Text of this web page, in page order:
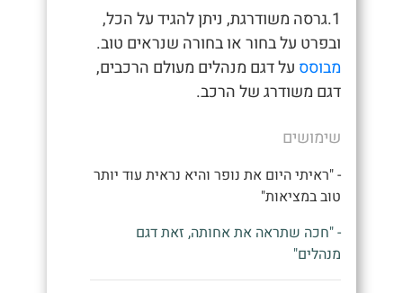
1.גרסה משודרגת, ניתן להגיד על הכל,
ובפרט על בחור או בחורה שנראים טוב.
מבוסס על דגם מנהלים מעולם הרכבים,
דגם משודרג של הרכב.
שימושים
- "ראיתי היום את נופר והיא נראית עוד יותר
טוב במציאות"
- "חכה שתראה את אחותה, זאת דגם
מנהלים"